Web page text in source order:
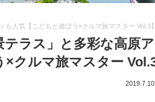
人気【こどもと遊ぼう×クルマ旅マスター Vol.3】
ラス」と多彩な高原
クルマ旅マスター Vol.3